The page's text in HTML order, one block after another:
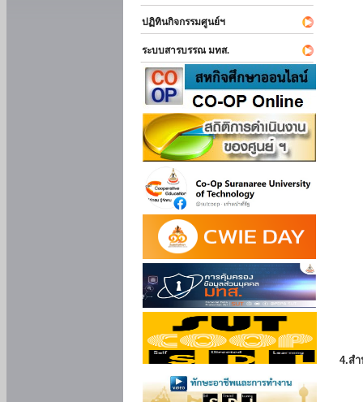
ปฏิทินกิจกรรมศูนย์ฯ
ระบบสารบรรณ มทส.
4.ส